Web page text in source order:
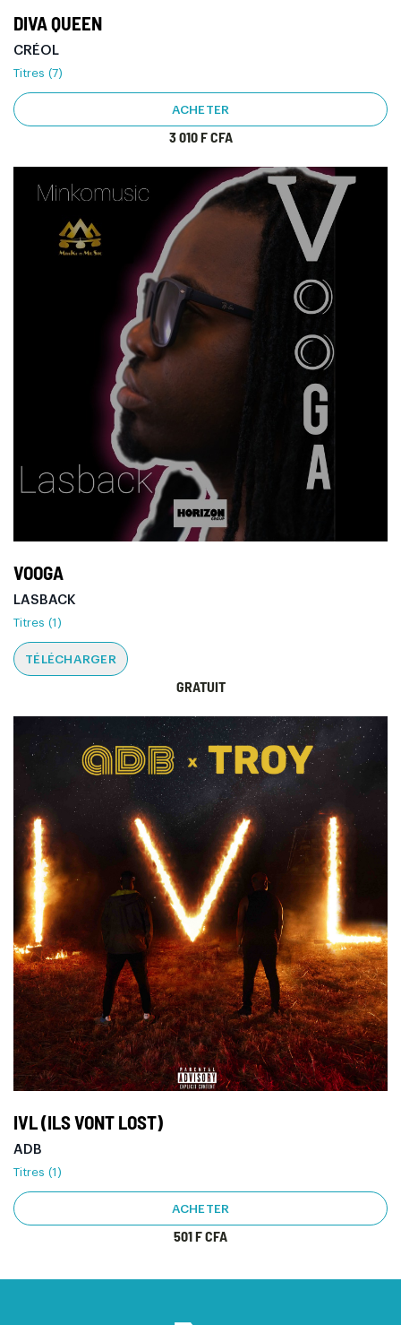
DIVA QUEEN
CRÉOL
Titres (7)
ACHETER
3 010 F CFA
VOOGA
LASBACK
Titres (1)
TÉLÉCHARGER
GRATUIT
IVL (ILS VONT LOST)
ADB
Titres (1)
ACHETER
501 F CFA